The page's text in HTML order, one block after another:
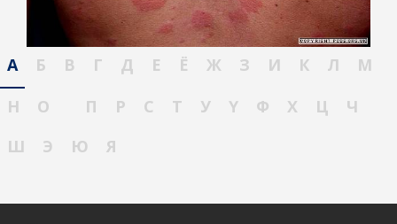
А Б В Г Д Е Ё Ж З И К Л
М
Н
О П Р С Т У Ү Ф Х Ц
Ч
Ш
Э Ю Я